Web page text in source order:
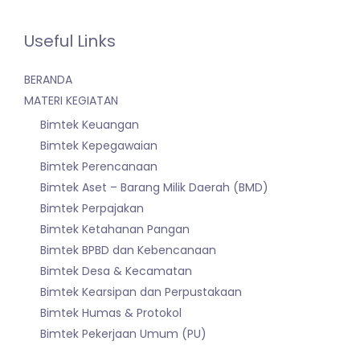
Useful Links
BERANDA
MATERI KEGIATAN
Bimtek Keuangan
Bimtek Kepegawaian
Bimtek Perencanaan
Bimtek Aset – Barang Milik Daerah (BMD)
Bimtek Perpajakan
Bimtek Ketahanan Pangan
Bimtek BPBD dan Kebencanaan
Bimtek Desa & Kecamatan
Bimtek Kearsipan dan Perpustakaan
Bimtek Humas & Protokol
Bimtek Pekerjaan Umum (PU)